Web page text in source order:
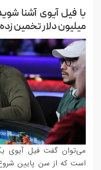
میلیون دلار تخمین
می‌توان گفت فیل آیوی
است که از سن پایین